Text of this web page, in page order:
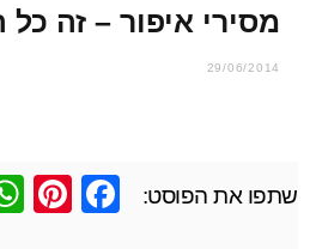
מסירי איפור – זה כל
29/06/2014
שתפו את הפוסט:
F
Pi